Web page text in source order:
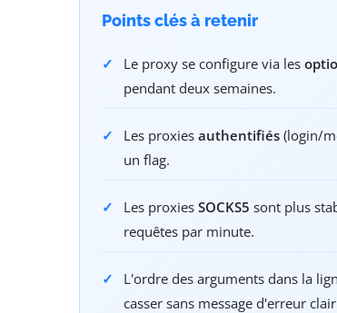
Points clés à retenir
Le proxy se configure via les
pendant deux semaines.
Les proxies authentifiés (login/
un flag.
Les proxies SOCKS5 sont plus
requêtes par minute.
L'ordre des arguments dans la
casser sans message d'erreur